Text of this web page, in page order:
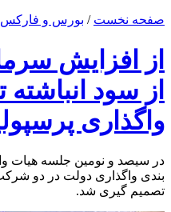
صفحه نخست / بورس و فارکس
از افزایش
از سود
واگذاری
در سیصد و نومین جلسه هیات
بندی واگذاری دولت در دو
تصمیم گیری شد.